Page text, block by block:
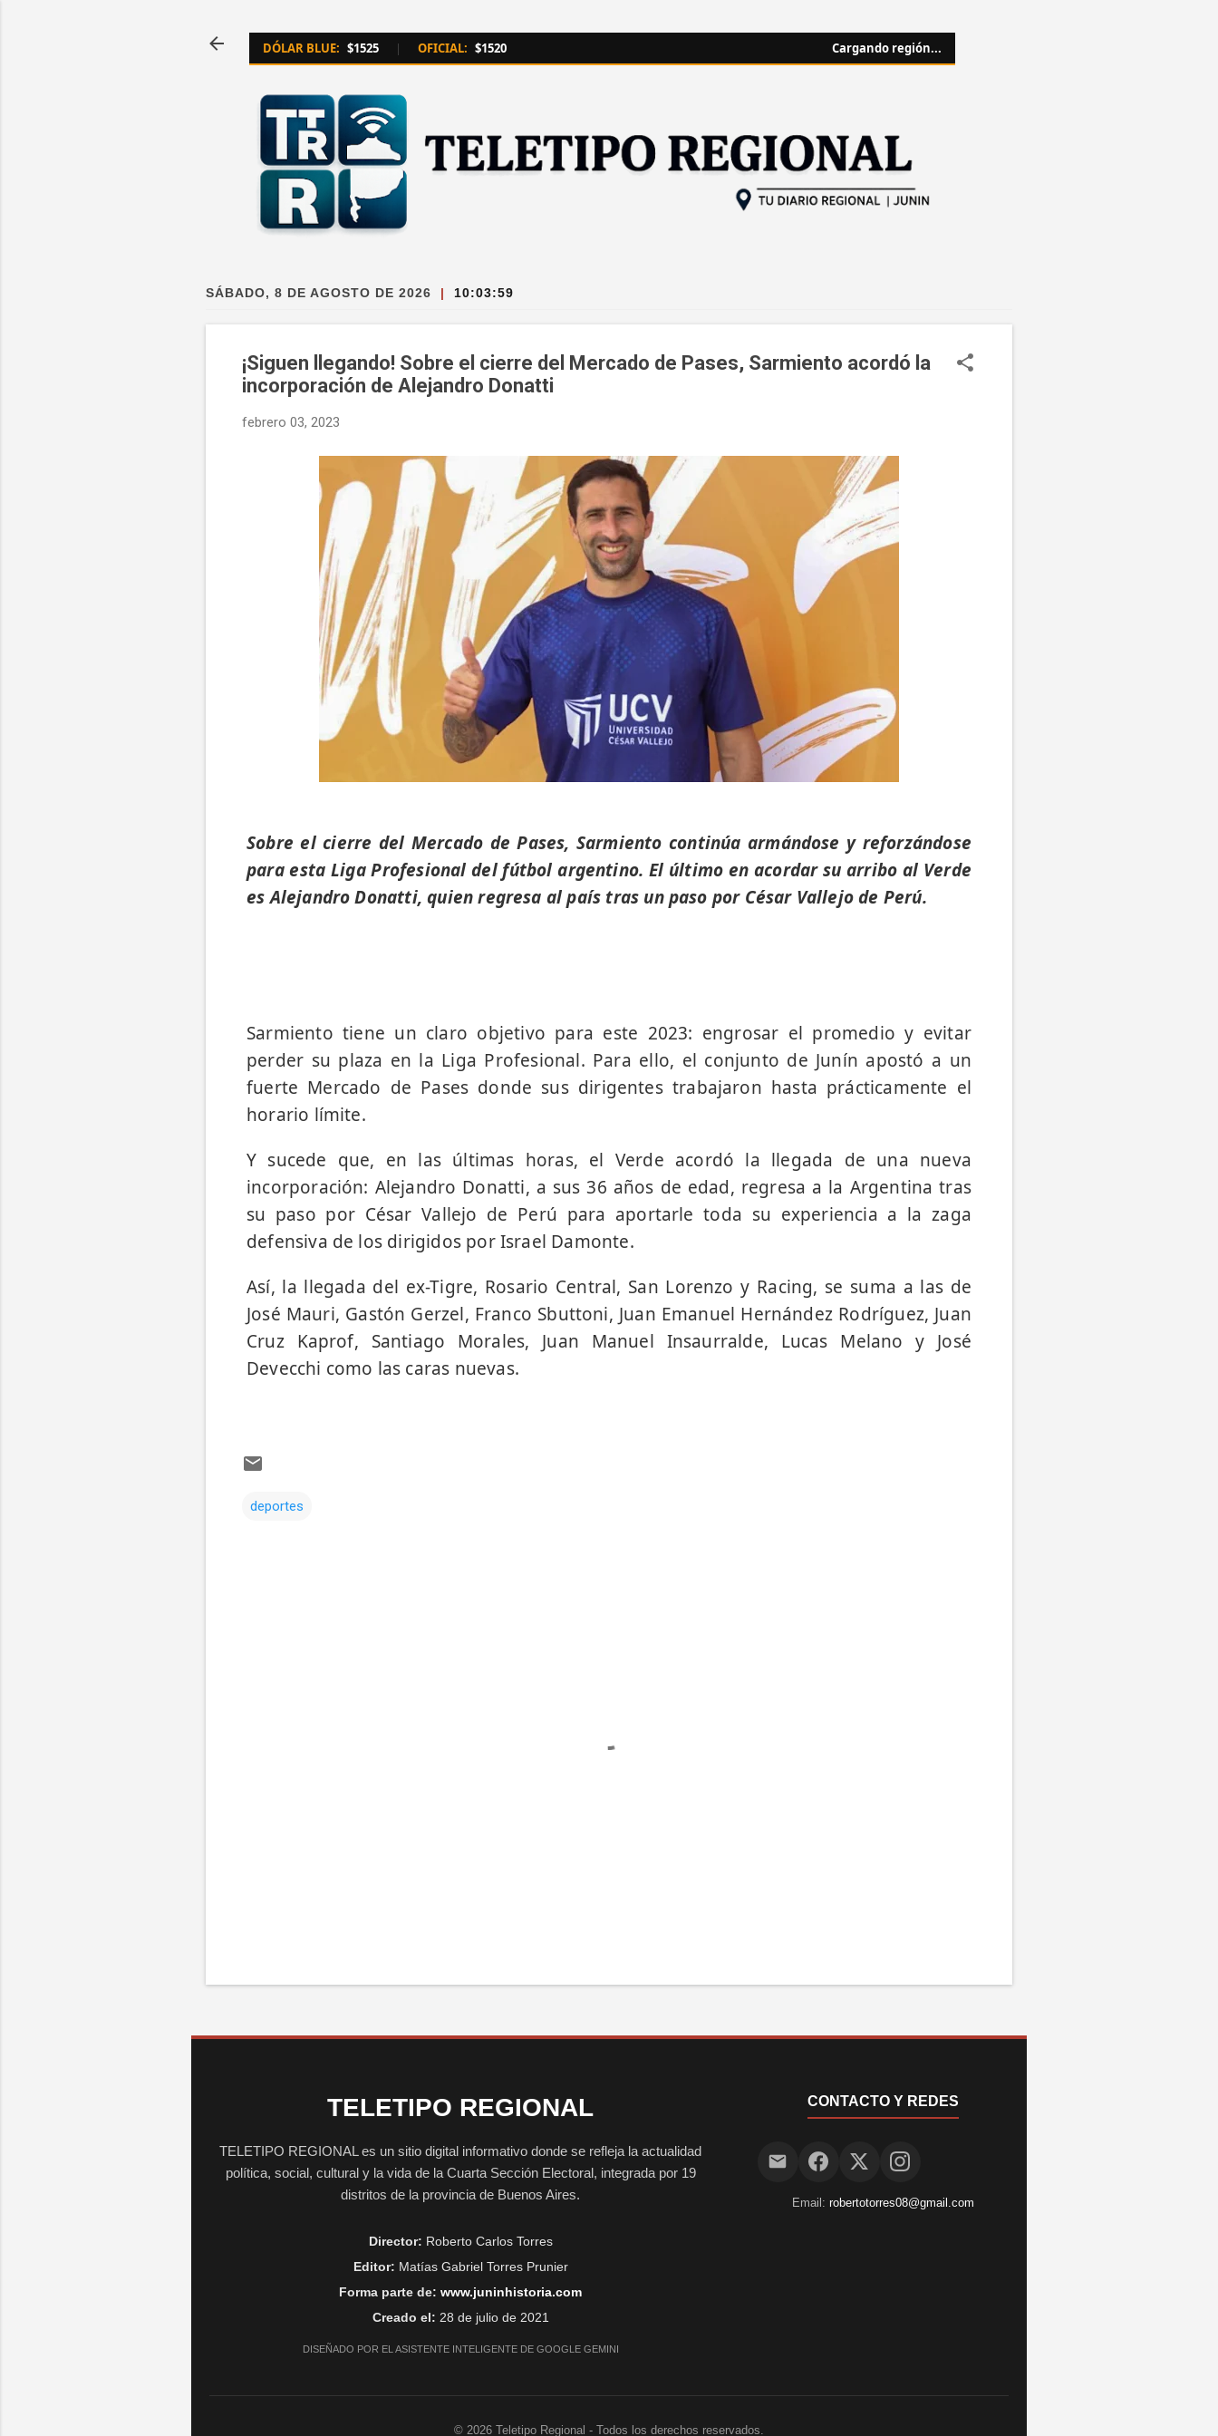
DÓLAR BLUE: $1525 | OFICIAL: $1520 Cargando región...
SÁBADO, 8 DE AGOSTO DE 2026 | 10:03:59
¡Siguen llegando! Sobre el cierre del Mercado de Pases, Sarmiento acordó la
incorporación de Alejandro Donatti
febrero 03, 2023
Sobre el cierre del Mercado de Pases, Sarmiento continúa armándose y reforzándose
para esta Liga Profesional del fútbol argentino. El último en acordar su arribo al Verde
es Alejandro Donatti, quien regresa al país tras un paso por César Vallejo de Perú.
Sarmiento tiene un claro objetivo para este 2023: engrosar el promedio y evitar
perder su plaza en la Liga Profesional. Para ello, el conjunto de Junín apostó a un
fuerte Mercado de Pases donde sus dirigentes trabajaron hasta prácticamente el
horario límite.
Y sucede que, en las últimas horas, el Verde acordó la llegada de una nueva
incorporación: Alejandro Donatti, a sus 36 años de edad, regresa a la Argentina tras
su paso por César Vallejo de Perú para aportarle toda su experiencia a la zaga
defensiva de los dirigidos por Israel Damonte.
Así, la llegada del ex-Tigre, Rosario Central, San Lorenzo y Racing, se suma a las de
José Mauri, Gastón Gerzel, Franco Sbuttoni, Juan Emanuel Hernández Rodríguez, Juan
Cruz Kaprof, Santiago Morales, Juan Manuel Insaurralde, Lucas Melano y José
Devecchi como las caras nuevas.
deportes
TELETIPO REGIONAL
TELETIPO REGIONAL es un sitio digital informativo donde se refleja la actualidad
política, social, cultural y la vida de la Cuarta Sección Electoral, integrada por 19
distritos de la provincia de Buenos Aires.
Director: Roberto Carlos Torres
Editor: Matías Gabriel Torres Prunier
Forma parte de: www.juninhistoria.com
Creado el: 28 de julio de 2021
DISEÑADO POR EL ASISTENTE INTELIGENTE DE GOOGLE GEMINI
CONTACTO Y REDES
Email: robertotorres08@gmail.com
© 2026 Teletipo Regional - Todos los derechos reservados.